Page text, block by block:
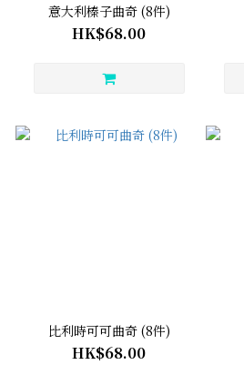
意大利榛子曲奇 (8件)
HK$68.00
比利時可可曲奇 (8件)
HK$68.00